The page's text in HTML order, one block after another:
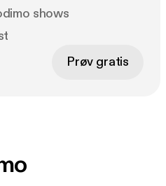
shows
Prøv gratis